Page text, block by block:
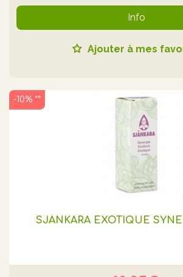
Info
Ajouter à mes
SJANKARA EXOTIQUE
-10% **